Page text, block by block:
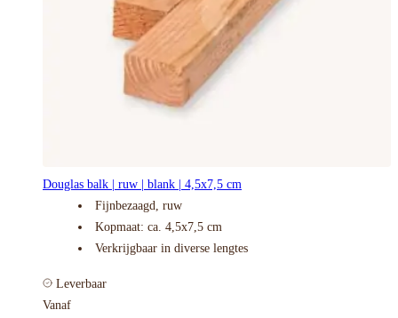
Douglas balk | ruw | blank | 4,5x7,5 cm
Fijnbezaagd, ruw
Kopmaat: ca. 4,5x7,5 cm
Verkrijgbaar in diverse lengtes
Leverbaar
Vanaf